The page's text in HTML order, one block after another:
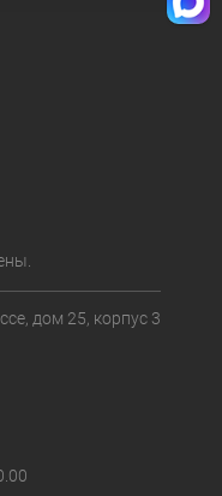
дом 25, корпус 3